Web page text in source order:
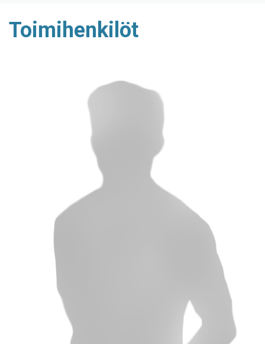
Toimihenkilöt